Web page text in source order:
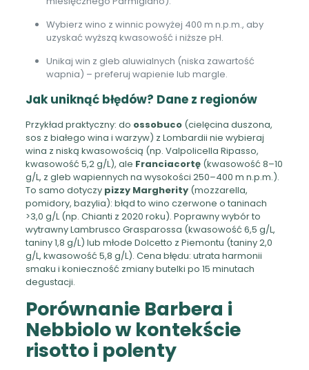
Wybierz wino z winnic powyżej 400 m n.p.m., aby
uzyskać wyższą kwasowość i niższe pH.
Unikaj win z gleb aluwialnych (niska zawartość
wapnia) – preferuj wapienie lub margle.
Jak uniknąć błędów? Dane z regionów
Przykład praktyczny: do ossobuco(cielęcina duszona,
sos z białego wina i warzyw) z Lombardii nie wybieraj
wina z niską kwasowością (np. Valpolicella Ripasso,
kwasowość 5,2 g/L), ale Franciacortę(kwasowość 8–10
g/L, z gleb wapiennych na wysokości 250–400 m n.p.m.).
To samo dotyczy pizzy Margherity(mozzarella,
pomidory, bazylia): błąd to wino czerwone o taninach
>3,0 g/L (np. Chianti z 2020 roku). Poprawny wybór to
wytrawny Lambrusco Grasparossa (kwasowość 6,5 g/L,
taniny 1,8 g/L) lub młode Dolcetto z Piemontu (taniny 2,0
g/L, kwasowość 5,8 g/L). Cena błędu: utrata harmonii
smaku i konieczność zmiany butelki po 15 minutach
degustacji.
Porównanie Barbera i
Nebbiolo w kontekście
risotto i polenty